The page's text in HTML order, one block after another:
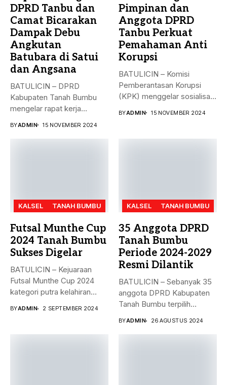
DPRD Tanbu dan
Camat Bicarakan
Dampak Debu
Angkutan
Batubara di Satui
dan Angsana
BATULICIN – DPRD
Kabupaten Tanah Bumbu
mengelar rapat kerja
BYADMIN 15 NOVEMBER 2024
Pimpinan dan
Anggota DPRD
Tanbu Perkuat
Pemahaman Anti
Korupsi
BATULICIN – Komisi
Pemberantasan Korupsi
(KPK) menggelar sosialisasi
BYADMIN 15 NOVEMBER 2024
KALSEL TANAH BUMBU
Futsal Munthe Cup
2024 Tanah Bumbu
Sukses Digelar
BATULICIN – Kejuaraan
Futsal Munthe Cup 2024
kategori putra kelahiran
BYADMIN 2 SEPTEMBER 2024
KALSEL TANAH BUMBU
35 Anggota DPRD
Tanah Bumbu
Periode 2024-2029
Resmi Dilantik
BATULICIN – Sebanyak 35
anggota DPRD Kabupaten
Tanah Bumbu terpilih
BYADMIN 26 AGUSTUS 2024